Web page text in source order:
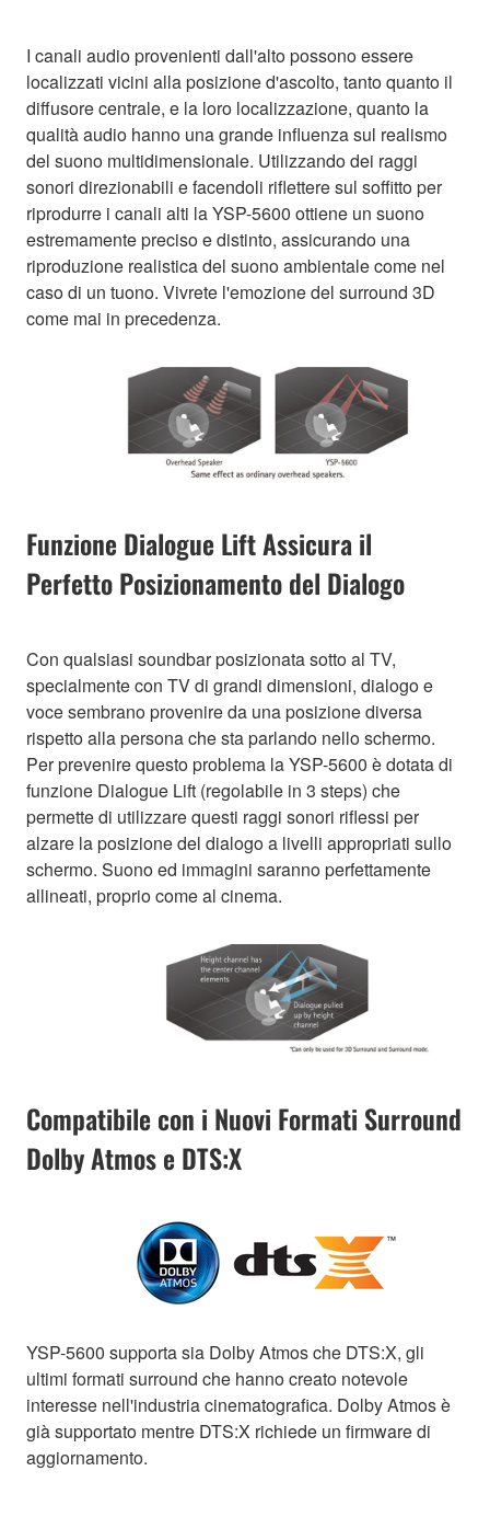
I canali audio provenienti dall'alto possono essere
localizzati vicini alla posizione d'ascolto, tanto quanto il
diffusore centrale, e la loro localizzazione, quanto la
qualità audio hanno una grande influenza sul realismo
del suono multidimensionale. Utilizzando dei raggi
sonori direzionabili e facendoli riflettere sul soffitto per
riprodurre i canali alti la YSP-5600 ottiene un suono
estremamente preciso e distinto, assicurando una
riproduzione realistica del suono ambientale come nel
caso di un tuono. Vivrete l'emozione del surround 3D
come mai in precedenza.
Funzione Dialogue Lift Assicura il
Perfetto Posizionamento del Dialogo
Con qualsiasi soundbar posizionata sotto al TV,
specialmente con TV di grandi dimensioni, dialogo e
voce sembrano provenire da una posizione diversa
rispetto alla persona che sta parlando nello schermo.
Per prevenire questo problema la YSP-5600 è dotata di
funzione Dialogue Lift (regolabile in 3 steps) che
permette di utilizzare questi raggi sonori riflessi per
alzare la posizione del dialogo a livelli appropriati sullo
schermo. Suono ed immagini saranno perfettamente
allineati, proprio come al cinema.
Compatibile con i Nuovi Formati Surround
Dolby Atmos e DTS:X
YSP-5600 supporta sia Dolby Atmos che DTS:X, gli
ultimi formati surround che hanno creato notevole
interesse nell'industria cinematografica. Dolby Atmos è
già supportato mentre DTS:X richiede un firmware di
aggiornamento.